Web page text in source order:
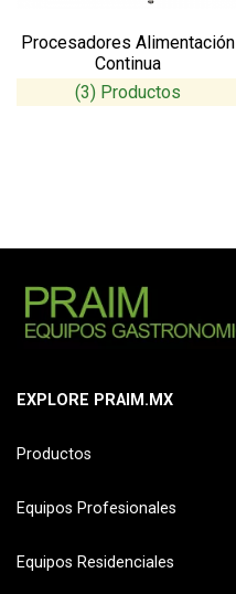
Procesadores Alimentación
Continua
(3)
EXPLORE PRAIM.MX
Productos
Equipos Profesionales
Equipos Residenciales